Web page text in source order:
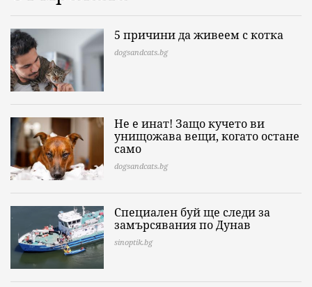
5 причини да живеем с котка
dogsandcats.bg
Не е инат! Защо кучето ви
унищожава вещи, когато остане
само
dogsandcats.bg
Специален буй ще следи за
замърсявания по Дунав
sinoptik.bg